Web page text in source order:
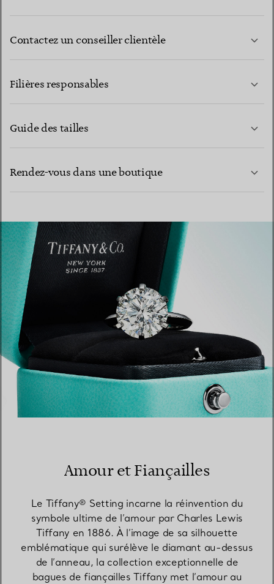
Contactez un conseiller clientèle
Filières responsables
Guide des tailles
Rendez-vous dans une boutique
TROUVEZ LA BOUTIQUE LA PLUS PROCHE
Amour et Fiançailles
Le Tiffany® Setting incarne la réinvention du
symbole ultime de l’amour par Charles Lewis
Tiffany en 1886. À l’image de sa silhouette
emblématique qui surélève le diamant au-dessus
de l’anneau, la collection exceptionnelle de
bagues de fiançailles Tiffany met l’amour au